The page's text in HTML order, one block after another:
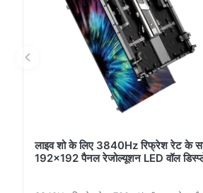
लाइव शो के लिए 3840Hz रिफ्रेश रेट के
192x192 पैनल रेजोल्यूशन LED वॉल